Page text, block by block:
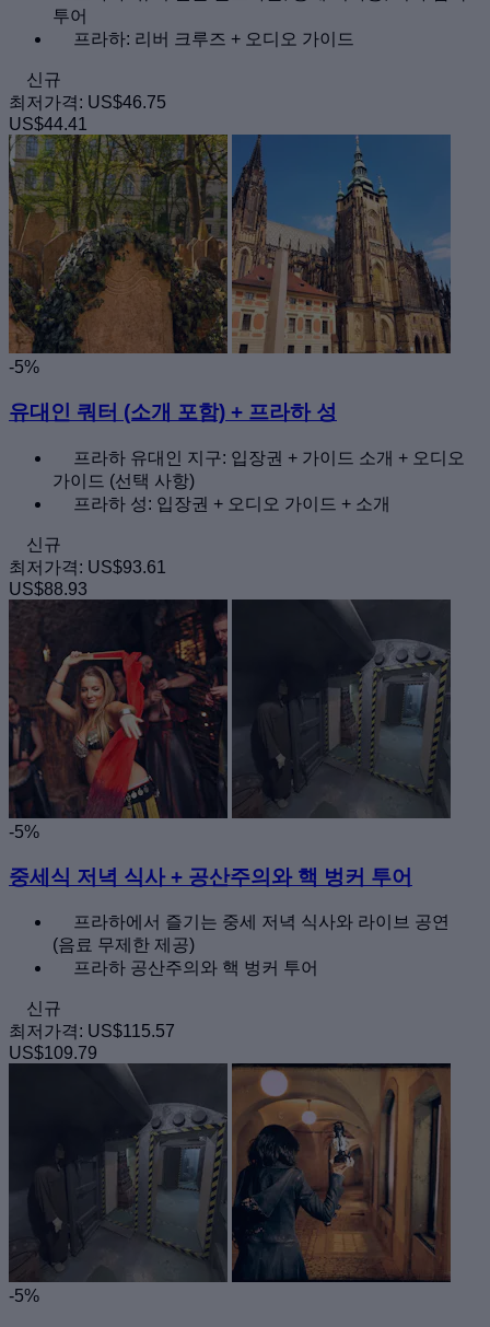
투어
프라하: 리버 크루즈 + 오디오 가이드
신규
최저가격: US$46.75
US$44.41
-5%
유대인 쿼터 (소개 포함) + 프라하 성
프라하 유대인 지구: 입장권 + 가이드 소개 + 오디오
가이드 (선택 사항)
프라하 성: 입장권 + 오디오 가이드 + 소개
신규
최저가격: US$93.61
US$88.93
-5%
중세식 저녁 식사 + 공산주의와 핵 벙커 투어
프라하에서 즐기는 중세 저녁 식사와 라이브 공연
(음료 무제한 제공)
프라하 공산주의와 핵 벙커 투어
신규
최저가격: US$115.57
US$109.79
-5%